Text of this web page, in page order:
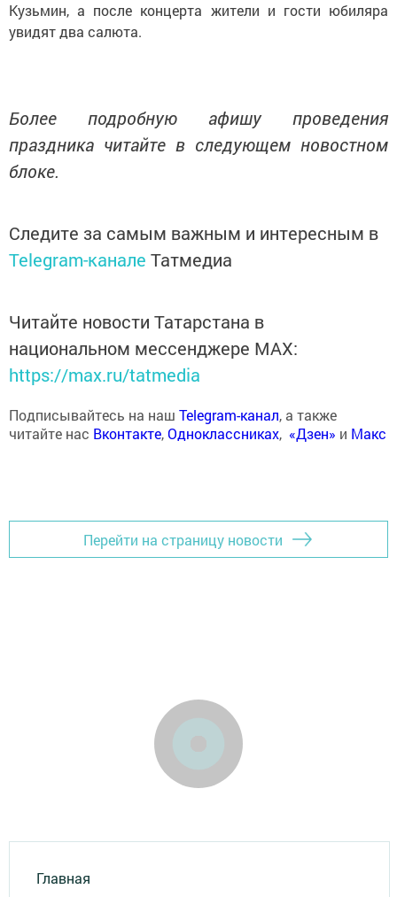
Кузьмин, а после концерта жители и гости юбиляра
увидят два салюта.
Более подробную афишу проведения
праздника читайте в следующем новостном
блоке.
Следите за самым важным и интересным в
Telegram-канале Татмедиа
Читайте новости Татарстана в
национальном мессенджере MАХ:
https://max.ru/tatmedia
Подписывайтесь на наш Telegram-канал, а также
читайте нас Вконтакте,Одноклассниках, «Дзен» и Макс
Перейти на страницу новости
Главная